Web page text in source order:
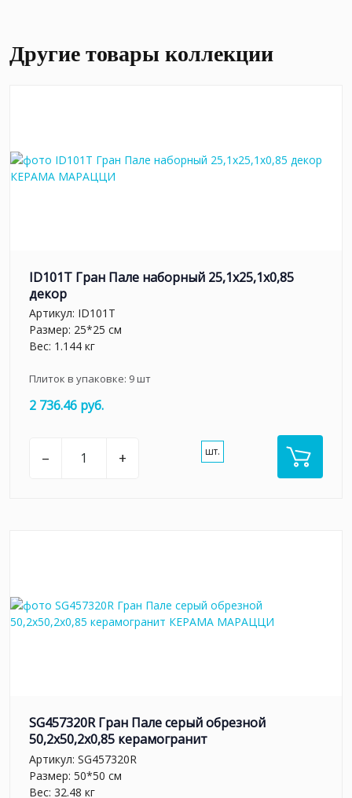
Другие товары коллекции
ID101T Гран Пале наборный 25,1x25,1x0,85
декор
Артикул: ID101T
Размер: 25*25 см
Вес: 1.144 кг
Плиток в упаковке: 9шт
2 736.46 руб.
– + шт.
SG457320R Гран Пале серый обрезной
50,2x50,2x0,85 керамогранит
Артикул: SG457320R
Размер: 50*50 см
Вес: 32.48 кг